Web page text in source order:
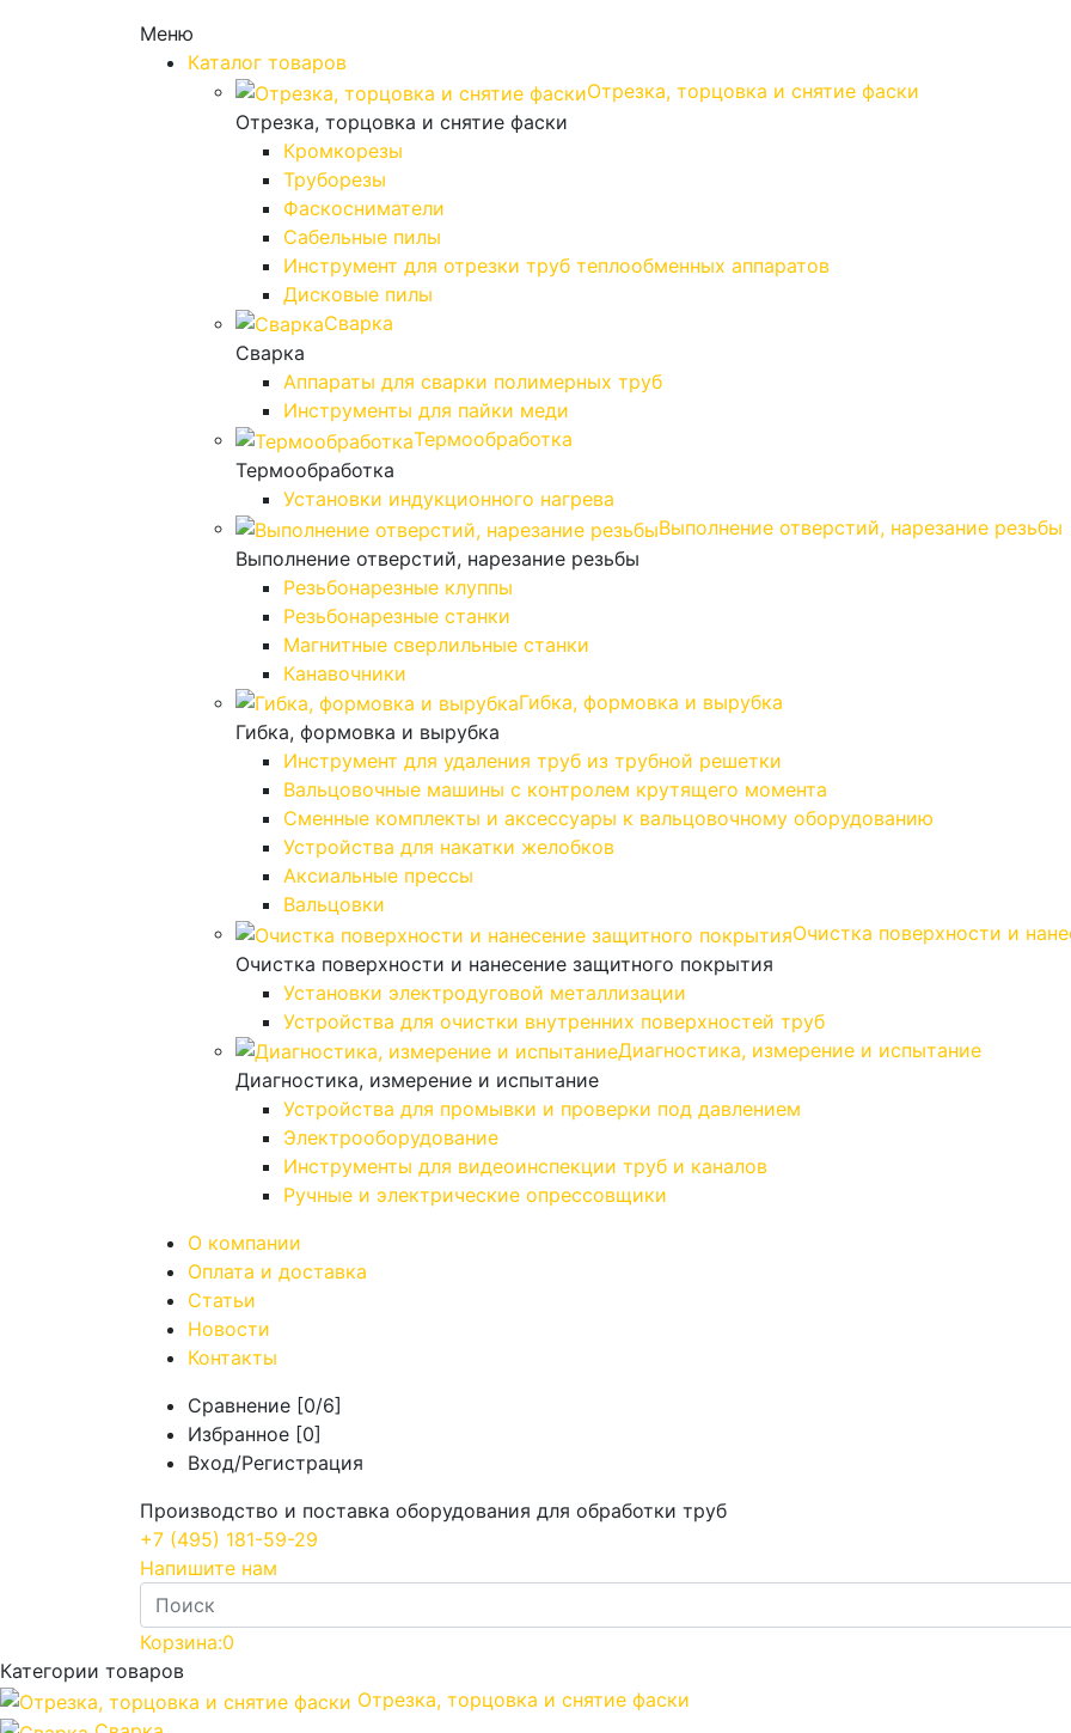
Меню
Каталог товаров
Отрезка, торцовка и снятие фаски
Отрезка, торцовка и снятие фаски
Кромкорезы
Труборезы
Фаскосниматели
Сабельные пилы
Инструмент для отрезки труб теплообменных аппаратов
Дисковые пилы
Сварка
Сварка
Аппараты для сварки полимерных труб
Инструменты для пайки меди
Термообработка
Термообработка
Установки индукционного нагрева
Выполнение отверстий, нарезание резьбы
Выполнение отверстий, нарезание резьбы
Резьбонарезные клуппы
Резьбонарезные станки
Магнитные сверлильные станки
Канавочники
Гибка, формовка и вырубка
Гибка, формовка и вырубка
Инструмент для удаления труб из трубной решетки
Вальцовочные машины с контролем крутящего момента
Сменные комплекты и аксессуары к вальцовочному оборудованию
Устройства для накатки желобков
Аксиальные прессы
Вальцовки
Очистка поверхности и
Очистка поверхности и нанесение защитного покрытия
Установки электродуговой металлизации
Устройства для очистки внутренних поверхностей труб
Диагностика, измерение и испытание
Диагностика, измерение и испытание
Устройства для промывки и проверки под давлением
Электрооборудование
Инструменты для видеоинспекции труб и каналов
Ручные и электрические опрессовщики
О компании
Оплата и доставка
Статьи
Новости
Контакты
Сравнение [0/6]
Избранное [0]
Вход/Регистрация
Производство и поставка оборудования для обработки труб
+7 (495) 181-59-29
Напишите нам
Корзина:0
Категории товаров
Отрезка, торцовка и снятие фаски